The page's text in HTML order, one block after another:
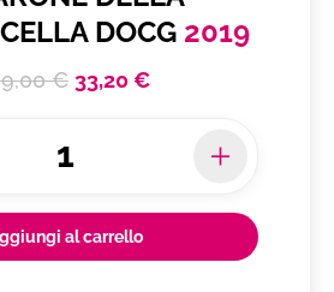
DOCG 2019
€ 33,20 €
al carrello